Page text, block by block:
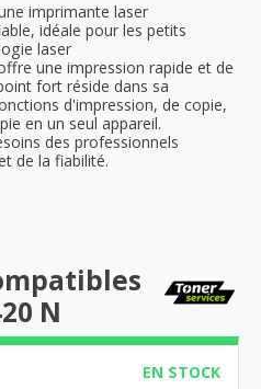
imprimante laser
idéale pour les petits
laser
une impression rapide et de
fort réside dans sa
d'impression, de copie,
en un seul appareil.
des professionnels
de la fiabilité.
N
EN STOCK